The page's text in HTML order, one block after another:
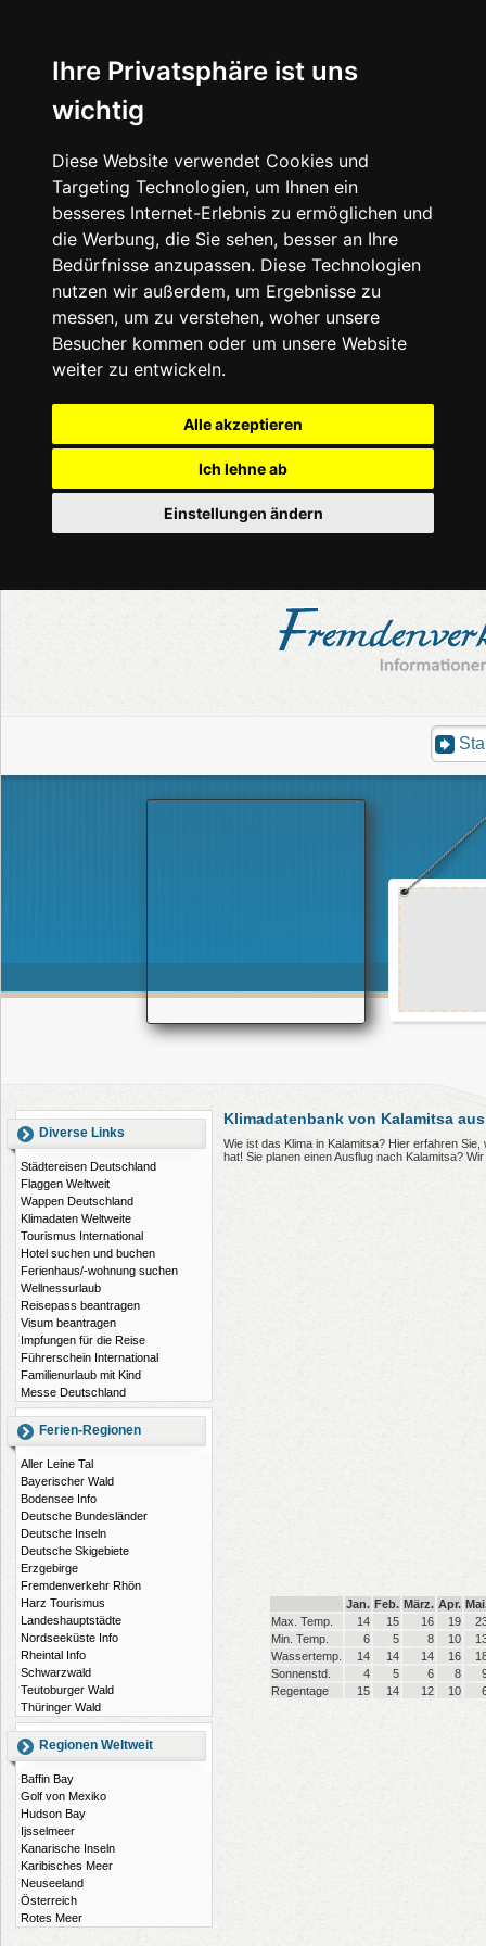
Ihre Privatsphäre ist uns
wichtig
Diese Website verwendet Cookies und
Targeting Technologien, um Ihnen ein
besseres Internet-Erlebnis zu ermöglichen und
die Werbung, die Sie sehen, besser an Ihre
Bedürfnisse anzupassen. Diese Technologien
nutzen wir außerdem, um Ergebnisse zu
messen, um zu verstehen, woher unsere
Besucher kommen oder um unsere Website
weiter zu entwickeln.
Alle akzeptieren
Ich lehne ab
Einstellungen ändern
Diverse Links
Städtereisen Deutschland
Flaggen Weltweit
Wappen Deutschland
Klimadaten Weltweite
Tourismus International
Hotel suchen und buchen
Ferienhaus/-wohnung suchen
Wellnessurlaub
Reisepass beantragen
Visum beantragen
Impfungen für die Reise
Führerschein International
Familienurlaub mit Kind
Messe Deutschland
Ferien-Regionen
Aller Leine Tal
Bayerischer Wald
Bodensee Info
Deutsche Bundesländer
Deutsche Inseln
Deutsche Skigebiete
Erzgebirge
Fremdenverkehr Rhön
Harz Tourismus
Landeshauptstädte
Nordseeküste Info
Rheintal Info
Schwarzwald
Teutoburger Wald
Thüringer Wald
Regionen Weltweit
Baffin Bay
Golf von Mexiko
Hudson Bay
Ijsselmeer
Kanarische Inseln
Karibisches Meer
Neuseeland
Österreich
Rotes Meer
Klimadatenbank von Kalamitsa
Wie ist das Klima in Kalamitsa? Hier erfahren
hat! Sie planen einen Ausflug nach Kalamitsa?
Jan. Feb. März. Apr.
Max. Temp.
14 15 16 19
Min. Temp.
6 5 8 10
Wassertemp.
14 14 14 16
Sonnenstd.
4 5 6 8
Regentage
15 14 12 10